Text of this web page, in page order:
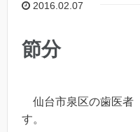
2016.02.07
節分
仙台市泉区の歯医者
す。